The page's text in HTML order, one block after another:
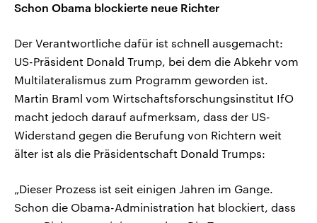
Schon Obama blockierte neue Richter
Der Verantwortliche dafür ist schnell ausgemacht:
US-Präsident Donald Trump, bei dem die Abkehr vom
Multilateralismus zum Programm geworden ist.
Martin Braml vom Wirtschaftsforschungsinstitut IfO
macht jedoch darauf aufmerksam, dass der US-
Widerstand gegen die Berufung von Richtern weit
älter ist als die Präsidentschaft Donald Trumps:
„Dieser Prozess ist seit einigen Jahren im Gange.
Schon die Obama-Administration hat blockiert, dass